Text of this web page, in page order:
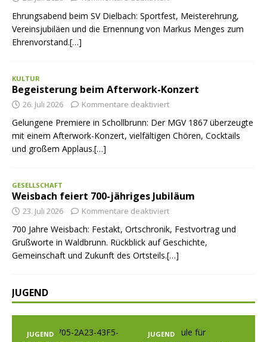
Ehrungsabend beim SV Dielbach: Sportfest, Meisterehrung,
Vereinsjubiläen und die Ernennung von Markus Menges zum
Ehrenvorstand.[…]
KULTUR
Begeisterung beim Afterwork-Konzert
26. Juli 2026 Kommentare deaktiviert
Gelungene Premiere in Schollbrunn: Der MGV 1867 überzeugte
mit einem Afterwork-Konzert, vielfältigen Chören, Cocktails
und großem Applaus.[…]
GESELLSCHAFT
Weisbach feiert 700-jähriges Jubiläum
23. Juli 2026 Kommentare deaktiviert
700 Jahre Weisbach: Festakt, Ortschronik, Festvortrag und
Grußworte in Waldbrunn. Rückblick auf Geschichte,
Gemeinschaft und Zukunft des Ortsteils.[…]
JUGEND
JUGEND JUGEND